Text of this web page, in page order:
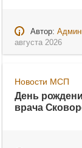
Автор:
августа 2026
Новости МСП
День
врача